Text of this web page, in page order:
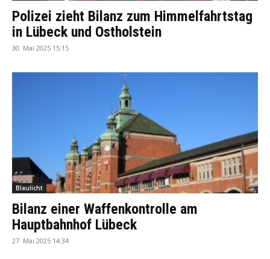
Polizei zieht Bilanz zum Himmelfahrtstag
in Lübeck und Ostholstein
30. Mai 2025 15:15
Blaulicht
Bilanz einer Waffenkontrolle am
Hauptbahnhof Lübeck
27. Mai 2025 14:34